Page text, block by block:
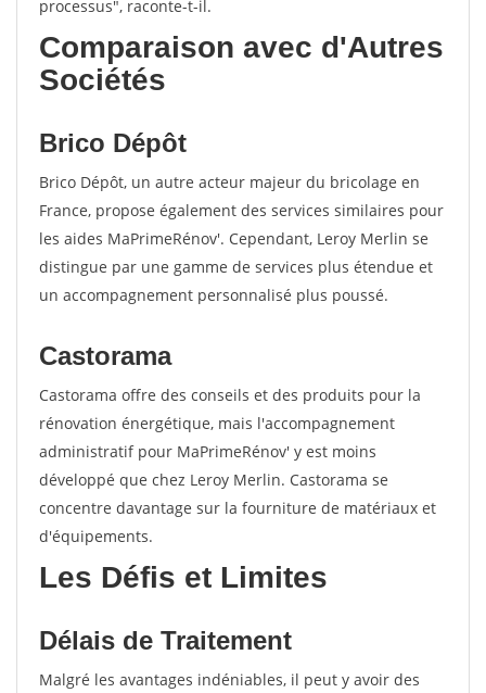
processus", raconte-t-il.
Comparaison avec d'Autres
Sociétés
Brico Dépôt
Brico Dépôt, un autre acteur majeur du bricolage en
France, propose également des services similaires pour
les aides MaPrimeRénov'. Cependant, Leroy Merlin se
distingue par une gamme de services plus étendue et
un accompagnement personnalisé plus poussé.
Castorama
Castorama offre des conseils et des produits pour la
rénovation énergétique, mais l'accompagnement
administratif pour MaPrimeRénov' y est moins
développé que chez Leroy Merlin. Castorama se
concentre davantage sur la fourniture de matériaux et
d'équipements.
Les Défis et Limites
Délais de Traitement
Malgré les avantages indéniables, il peut y avoir des